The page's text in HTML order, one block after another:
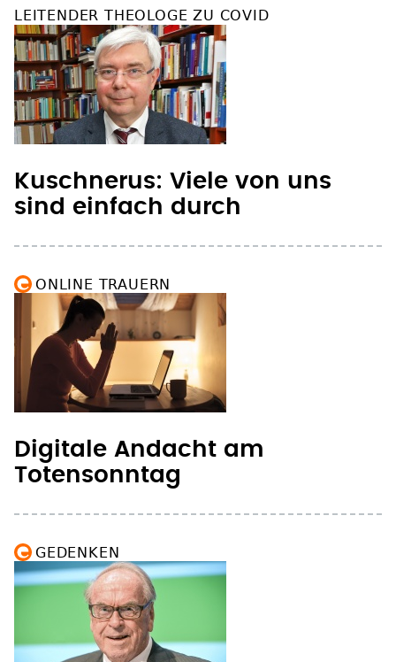
LEITENDER THEOLOGE ZU COVID
Kuschnerus: Viele von uns
sind einfach durch
ONLINE TRAUERN
Digitale Andacht am
Totensonntag
GEDENKEN